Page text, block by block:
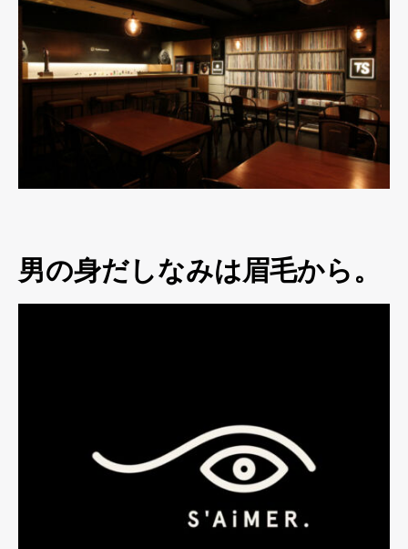
男の身だしなみは眉毛から。